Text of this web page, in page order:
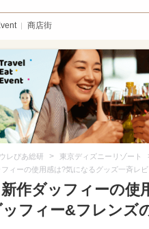
商店街
レぴあ総研 > 東京ディズニーリゾート
フィーの使用感は?気になるグッズ一斉レ
新作ダッフィーの
フィー&フレンズ